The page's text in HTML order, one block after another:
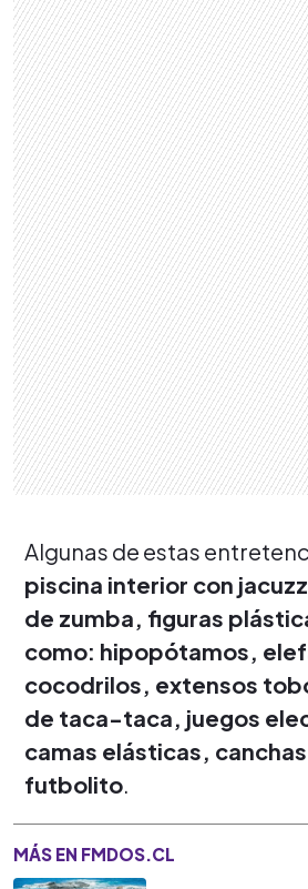
Algunas de estas
piscina interior con
de zumba, figuras
como: hipopótamos,
cocodrilos, extensos
de taca-taca, juegos
camas elásticas,
futbolito.
MÁS EN FMDOS.CL